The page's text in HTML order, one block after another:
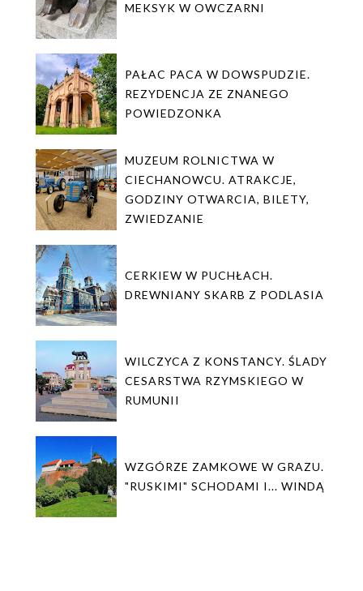
MEKSYK W OWCZARNI
PAŁAC PACA W DOWSPUDZIE.
REZYDENCJA ZE ZNANEGO
POWIEDZONKA
MUZEUM ROLNICTWA W
CIECHANOWCU. ATRAKCJE,
GODZINY OTWARCIA, BILETY,
ZWIEDZANIE
CERKIEW W PUCHŁACH.
DREWNIANY SKARB Z PODLASIA
WILCZYCA Z KONSTANCY. ŚLADY
CESARSTWA RZYMSKIEGO W
RUMUNII
WZGÓRZE ZAMKOWE W GRAZU.
"RUSKIMI" SCHODAMI I... WINDĄ